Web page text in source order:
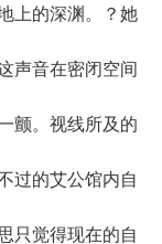
上的深渊。？她
声音在密闭空间
颤。视线所及的
过的艾公馆内自
只觉得现在的自